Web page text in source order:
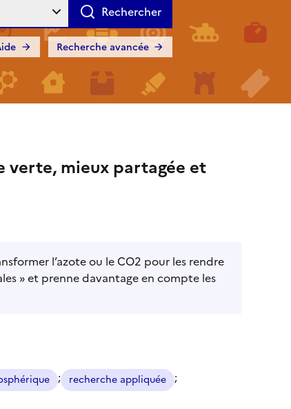
Recherche avancée
verte, mieux partagée et
l’azote ou le CO2 pour les rendre
» et prenne davantage en compte les
; recherche appliquée ;